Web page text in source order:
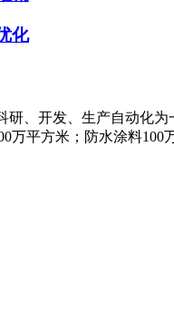
化
、开发、生产自动化
平方米；防水涂料100